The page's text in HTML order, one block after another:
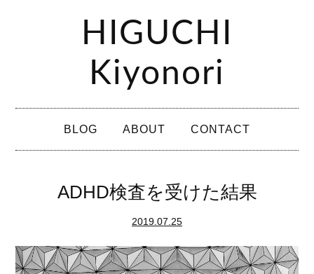
HIGUCHI
Kiyonori
イ
ー
BLOG ABOUT CONTACT
ADHD検査を受けた結果
2019.07.25